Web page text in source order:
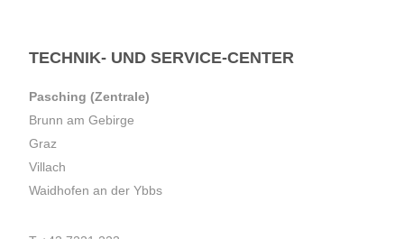
TECHNIK- UND SERVICE-CENTER
Pasching (Zentrale)
Brunn am Gebirge
Graz
Villach
Waidhofen an der Ybbs